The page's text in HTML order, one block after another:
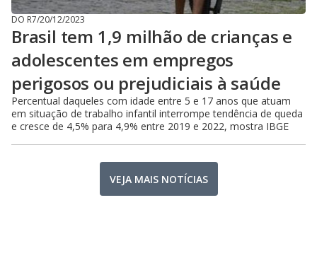
DO R7/20/12/2023
Brasil tem 1,9 milhão de crianças e
adolescentes em empregos
perigosos ou prejudiciais à saúde
Percentual daqueles com idade entre 5 e 17 anos que atuam
em situação de trabalho infantil interrompe tendência de queda
e cresce de 4,5% para 4,9% entre 2019 e 2022, mostra IBGE
VEJA MAIS NOTÍCIAS